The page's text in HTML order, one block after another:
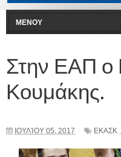
Στην ΕΑΠ ο
Κουμάκης.
ΙΟΥΛΊΟΥ 05, 2017 ΕΚΑΣΚ ,